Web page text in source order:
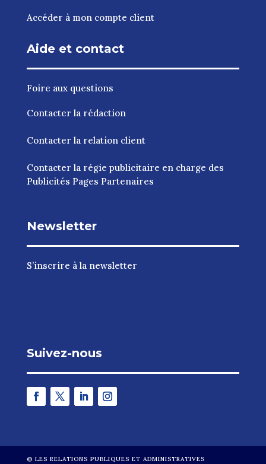
Accéder à mon compte client
Aide et contact
Foire aux questions
Contacter la rédaction
Contacter la relation client
Contacter la régie publicitaire en charge des
Publicités Pages Partenaires
Newsletter
S’inscrire à la newsletter
Suivez-nous
© LES RELATIONS PUBLIQUES ET ADMINISTRATIVES